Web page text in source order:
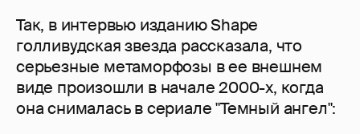
Так, в интервью изданию Shape
голливудская звезда рассказала, что
серьезные метаморфозы в ее внешнем
виде произошли в начале 2000-х, когда
она снималась в сериале "Темный ангел":